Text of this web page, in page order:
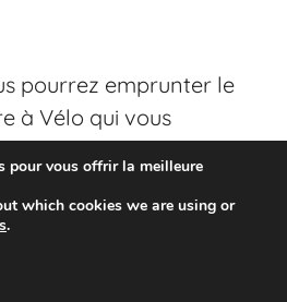
pourrez emprunter le
à Vélo qui vous
de la Pointe du
pour vous offrir la meilleure
which cookies we are using or
.